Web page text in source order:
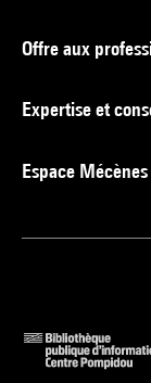
Offre aux
Expertise et
Espace Mécènes